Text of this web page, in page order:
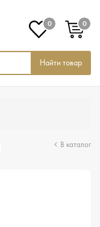
Найти товар
0 0
В каталог